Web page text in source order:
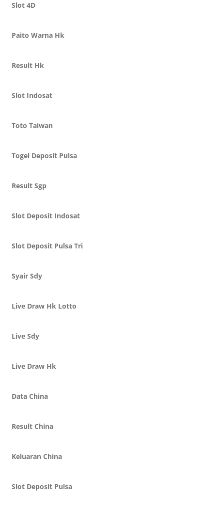
Slot 4D
Paito Warna Hk
Result Hk
Slot Indosat
Toto Taiwan
Togel Deposit Pulsa
Result Sgp
Slot Deposit Indosat
Slot Deposit Pulsa Tri
Syair Sdy
Live Draw Hk Lotto
Live Sdy
Live Draw Hk
Data China
Result China
Keluaran China
Slot Deposit Pulsa